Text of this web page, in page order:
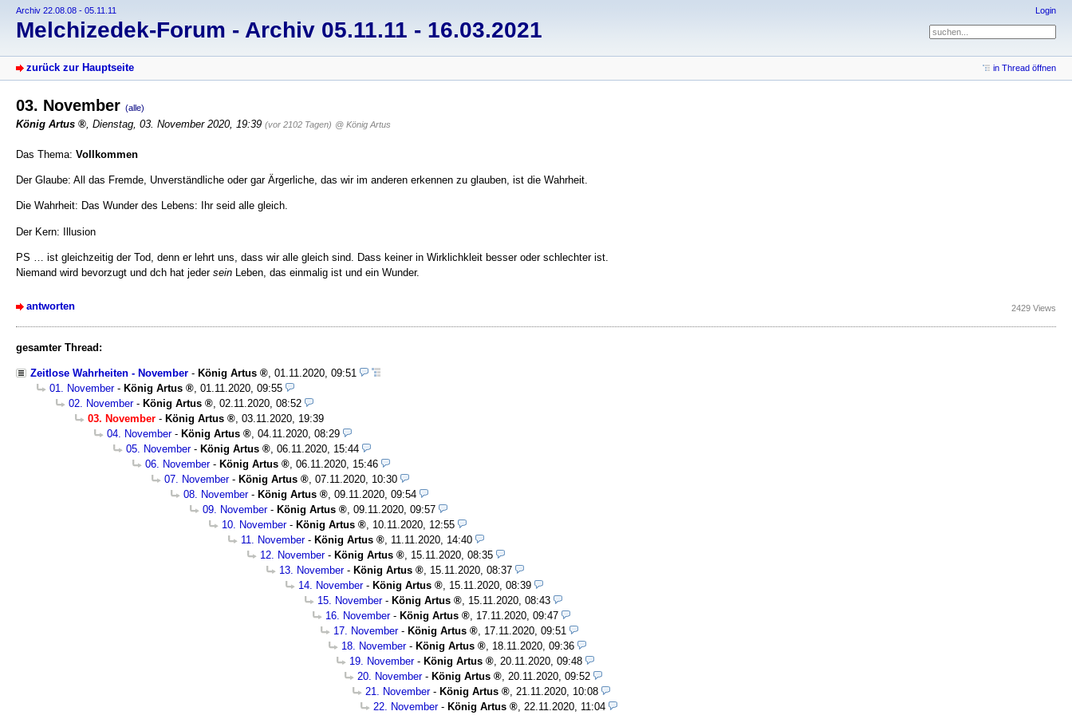
Archiv 22.08.08 - 05.11.11
Melchizedek-Forum - Archiv 05.11.11 - 16.03.2021
Login
zurück zur Hauptseite in Thread öffnen
03. November (alle)
König Artus , Dienstag, 03. November 2020, 19:39 (vor 2102 Tagen) @ König Artus
Das Thema: Vollkommen
Der Glaube: All das Fremde, Unverständliche oder gar Ärgerliche, das wir im anderen erkennen zu glauben, ist die Wahrheit.
Die Wahrheit: Das Wunder des Lebens: Ihr seid alle gleich.
Der Kern: Illusion
PS … ist gleichzeitig der Tod, denn er lehrt uns, dass wir alle gleich sind. Dass keiner in Wirklichkleit besser oder schlechter ist.
Niemand wird bevorzugt und dch hat jeder sein Leben, das einmalig ist und ein Wunder.
antworten 2429 Views
gesamter Thread:
Zeitlose Wahrheiten - November - König Artus
01.11.2020, 09:51
01. November- König Artus
01.11.2020, 09:55
02. November- König Artus
02.11.2020, 08:52
03. November - König Artus
03.11.2020, 19:39
04. November- König Artus
04.11.2020, 08:29
05. November- König Artus
06.11.2020, 15:44
06. November- König Artus
06.11.2020, 15:46
07. November- König Artus
07.11.2020, 10:30
08. November- König Artus
09.11.2020, 09:54
09. November- König Artus
09.11.2020, 09:57
10. November- König Artus
10.11.2020, 12:55
11. November- König Artus
11.11.2020, 14:40
12. November- König Artus
15.11.2020, 08:35
13. November- König Artus
15.11.2020, 08:37
14. November- König Artus
15.11.2020, 08:39
15. November- König Artus
15.11.2020, 08:43
16. November- König Artus
17.11.2020, 09:47
17. November- König Artus
17.11.2020, 09:51
18. November- König Artus
18.11.2020, 09:36
19. November- König Artus
20.11.2020, 09:48
20. November- König Artus
20.11.2020, 09:52
21. November- König Artus
21.11.2020, 10:08
22. November- König Artus 22.11.2020, 11:04